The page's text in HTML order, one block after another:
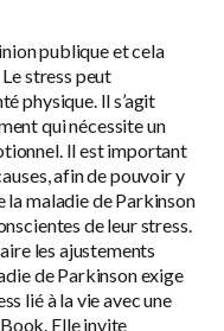
publique et cela
stress peut
physique. Il s’agit
qui nécessite un
Il est important
afin de pouvoir y
la maladie de Parkinson
de leur stress.
les ajustements
de Parkinson exige
lié à la vie avec une
Elle invite